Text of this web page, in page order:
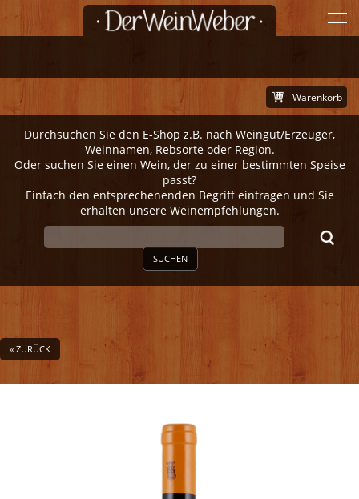
Durchsuchen Sie den E-Shop z.B. nach Weingut/Erzeuger,
Weinnamen, Rebsorte oder Region.
Oder suchen Sie einen Wein, der zu einer bestimmten Speise
passt?
Einfach den entsprechenenden Begriff eintragen und Sie
erhalten unsere Weinempfehlungen.
SUCHEN
Warenkorb
« ZURÜCK